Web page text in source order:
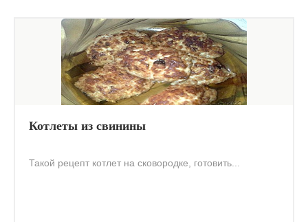
Котлеты из свинины
Такой рецепт котлет на сковородке, готовить...